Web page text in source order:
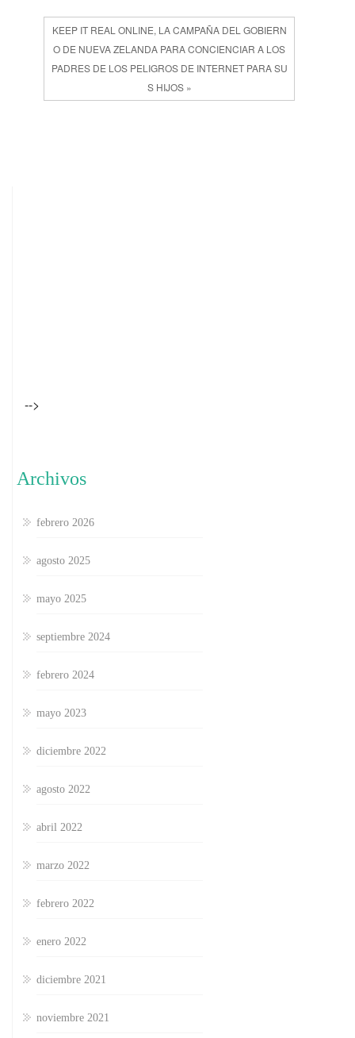
KEEP IT REAL ONLINE, LA CAMPAÑA DEL GOBIERN
O DE NUEVA ZELANDA PARA CONCIENCIAR A LOS
PADRES DE LOS PELIGROS DE INTERNET PARA SU
S HIJOS »
-->
Archivos
febrero 2026
agosto 2025
mayo 2025
septiembre 2024
febrero 2024
mayo 2023
diciembre 2022
agosto 2022
abril 2022
marzo 2022
febrero 2022
enero 2022
diciembre 2021
noviembre 2021